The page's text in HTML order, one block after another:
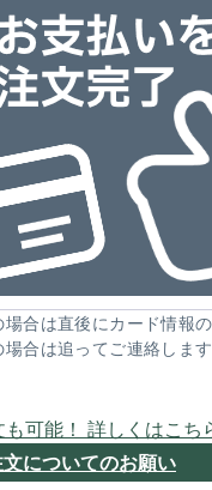
合は直後にカード情報
合は追ってご連絡します
可能！ 詳しくはこち
についてのお願い